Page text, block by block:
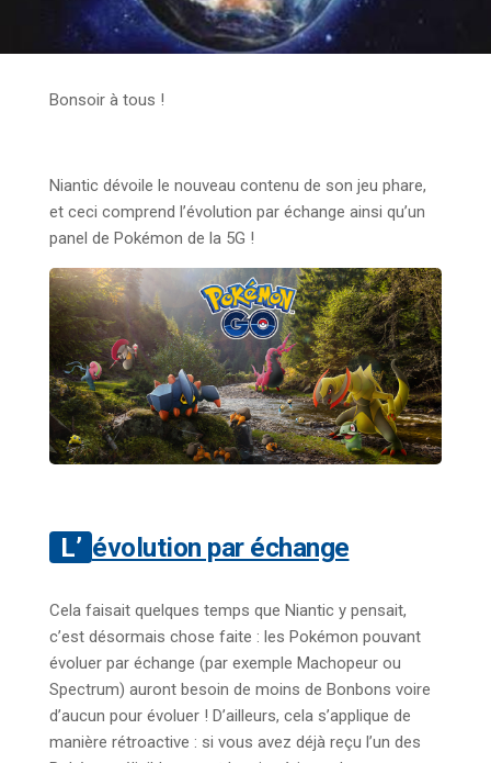
Bonsoir à tous !
Niantic dévoile le nouveau contenu de son jeu phare,
et ceci comprend l’évolution par échange ainsi qu’un
panel de Pokémon de la 5G !
L’évolution par échange
Cela faisait quelques temps que Niantic y pensait,
c’est désormais chose faite : les Pokémon pouvant
évoluer par échange (par exemple Machopeur ou
Spectrum) auront besoin de moins de Bonbons voire
d’aucun pour évoluer ! D’ailleurs, cela s’applique de
manière rétroactive : si vous avez déjà reçu l’un des